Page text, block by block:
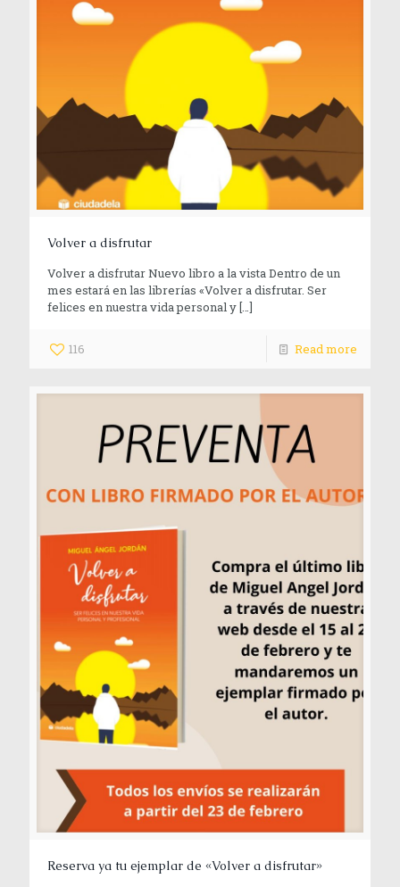
Volver a disfrutar
Volver a disfrutar Nuevo libro a la vista Dentro de un
mes estará en las librerías «Volver a disfrutar. Ser
felices en nuestra vida personal y […]
116 Read more
Reserva ya tu ejemplar de «Volver a disfrutar»